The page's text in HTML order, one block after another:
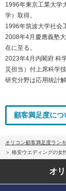
1996年東京工業大学
学）取得。
1996年筑波大学社会
2008年4月慶應義塾
在に至る。
2023年4月内閣府 科
災担当）付上席科学
研究分野は応用統計
顧客満足度につ
オリコン顧客満足度ラン
格安ウエディングの女
オ